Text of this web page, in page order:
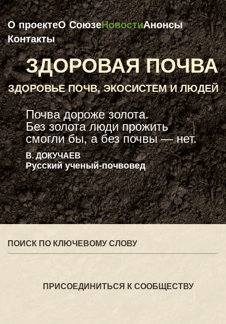
О проектеО СоюзеНовостиАнонсы
Контакты
ЗДОРОВАЯ ПОЧВА
ЗДОРОВЬЕ ПОЧВ, ЭКОСИСТЕМ И ЛЮДЕЙ
Почва дороже золота.
Без золота люди прожить
смогли бы, а без почвы — нет.
В. ДОКУЧАЕВ
Русский ученый-почвовед
ПРИСОЕДИНИТЬСЯ К СООБЩЕСТВУ